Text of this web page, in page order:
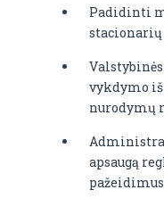
Padidinti
vykdymo
nurodymų
apsaugą